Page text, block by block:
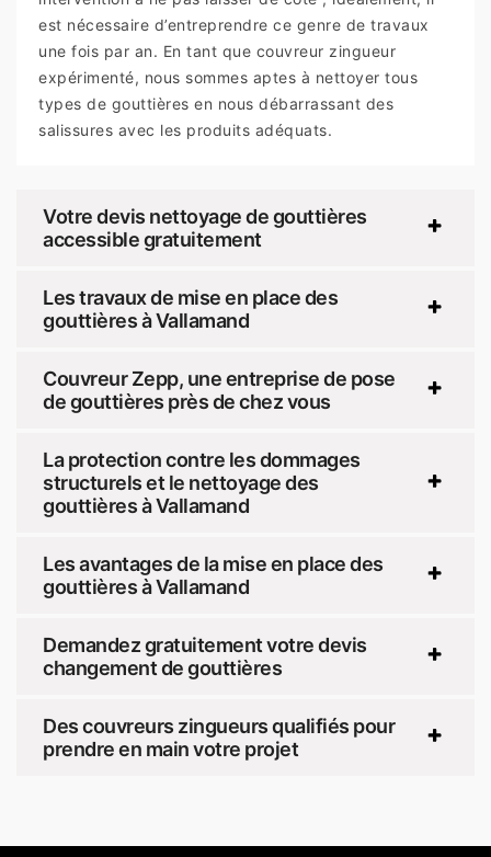
est nécessaire d’entreprendre ce genre de travaux
une fois par an. En tant que couvreur zingueur
expérimenté, nous sommes aptes à nettoyer tous
types de gouttières en nous débarrassant des
salissures avec les produits adéquats.
Votre devis nettoyage de gouttières
accessible gratuitement
Les travaux de mise en place des
gouttières à Vallamand
Couvreur Zepp, une entreprise de pose
de gouttières près de chez vous
La protection contre les dommages
structurels et le nettoyage des
gouttières à Vallamand
Les avantages de la mise en place des
gouttières à Vallamand
Demandez gratuitement votre devis
changement de gouttières
Des couvreurs zingueurs qualifiés pour
prendre en main votre projet